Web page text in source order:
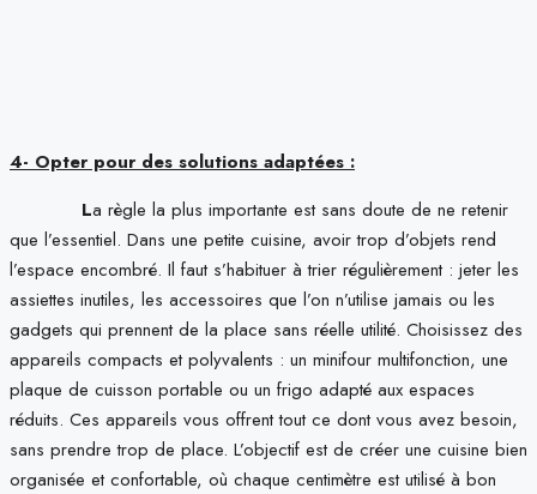
4- Opter pour des solutions adaptées :
La règle la plus importante est sans doute de ne retenir
que l’essentiel. Dans une petite cuisine, avoir trop d’objets rend
l’espace encombré. Il faut s’habituer à trier régulièrement : jeter les
assiettes inutiles, les accessoires que l’on n’utilise jamais ou les
gadgets qui prennent de la place sans réelle utilité. Choisissez des
appareils compacts et polyvalents : un minifour multifonction, une
plaque de cuisson portable ou un frigo adapté aux espaces
réduits. Ces appareils vous offrent tout ce dont vous avez besoin,
sans prendre trop de place. L’objectif est de créer une cuisine bien
organisée et confortable, où chaque centimètre est utilisé à bon